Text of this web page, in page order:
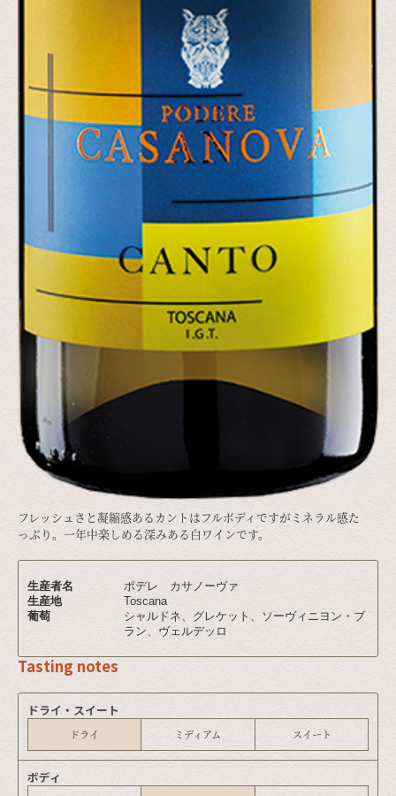
フレッシュさと凝縮感あるカントはフルボディですがミネラル感た
っぶり。一年中楽しめる深みある白ワインです。
生産者名
ポデレ カサノーヴァ
生産地
Toscana
葡萄
シャルドネ、グレケット、ソーヴィニヨン・ブ
ラン、ヴェルデッロ
Tasting notes
ドライ・スイート
ドライ ミディアム スイート
ボディ